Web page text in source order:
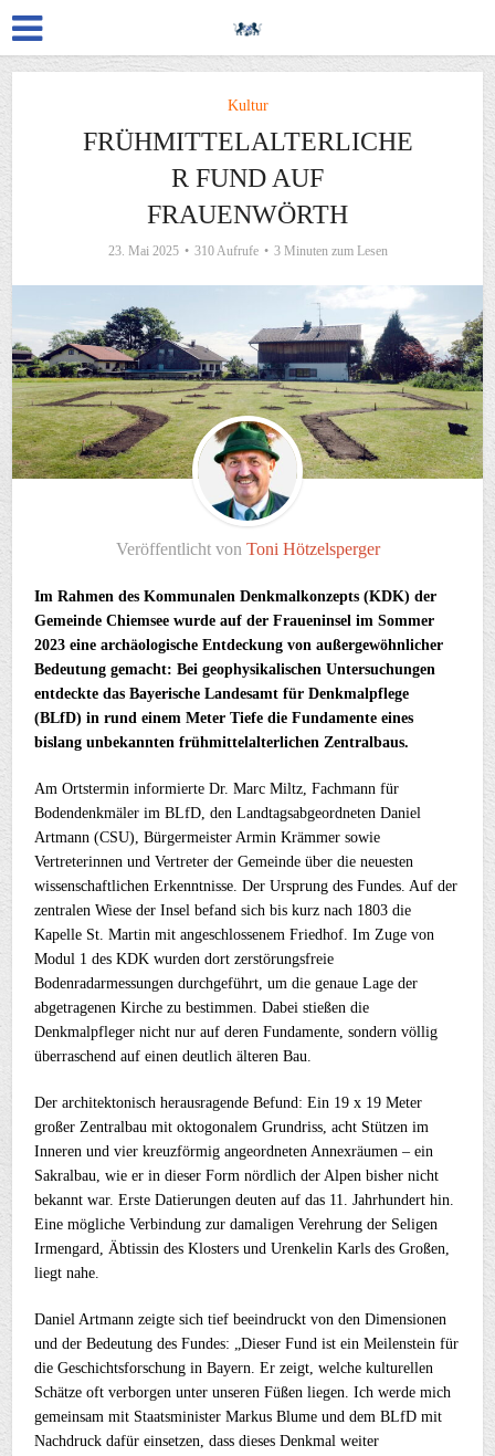
Kultur
FRÜHMITTELALTERLICHE
R FUND AUF
FRAUENWÖRTH
23. Mai 2025 310 Aufrufe 3 Minuten zum Lesen
Veröffentlicht von Toni Hötzelsperger
Im Rahmen des Kommunalen Denkmalkonzepts (KDK) der
Gemeinde Chiemsee wurde auf der Fraueninsel im Sommer
2023 eine archäologische Entdeckung von außergewöhnlicher
Bedeutung gemacht: Bei geophysikalischen Untersuchungen
entdeckte das Bayerische Landesamt für Denkmalpflege
(BLfD) in rund einem Meter Tiefe die Fundamente eines
bislang unbekannten frühmittelalterlichen Zentralbaus.
Am Ortstermin informierte Dr. Marc Miltz, Fachmann für
Bodendenkmäler im BLfD, den Landtagsabgeordneten Daniel
Artmann (CSU), Bürgermeister Armin Krämmer sowie
Vertreterinnen und Vertreter der Gemeinde über die neuesten
wissenschaftlichen Erkenntnisse. Der Ursprung des Fundes. Auf der
zentralen Wiese der Insel befand sich bis kurz nach 1803 die
Kapelle St. Martin mit angeschlossenem Friedhof. Im Zuge von
Modul 1 des KDK wurden dort zerstörungsfreie
Bodenradarmessungen durchgeführt, um die genaue Lage der
abgetragenen Kirche zu bestimmen. Dabei stießen die
Denkmalpfleger nicht nur auf deren Fundamente, sondern völlig
überraschend auf einen deutlich älteren Bau.
Der architektonisch herausragende Befund: Ein 19 x 19 Meter
großer Zentralbau mit oktogonalem Grundriss, acht Stützen im
Inneren und vier kreuzförmig angeordneten Annexräumen – ein
Sakralbau, wie er in dieser Form nördlich der Alpen bisher nicht
bekannt war. Erste Datierungen deuten auf das 11. Jahrhundert hin.
Eine mögliche Verbindung zur damaligen Verehrung der Seligen
Irmengard, Äbtissin des Klosters und Urenkelin Karls des Großen,
liegt nahe.
Daniel Artmann zeigte sich tief beeindruckt von den Dimensionen
und der Bedeutung des Fundes: „Dieser Fund ist ein Meilenstein für
die Geschichtsforschung in Bayern. Er zeigt, welche kulturellen
Schätze oft verborgen unter unseren Füßen liegen. Ich werde mich
gemeinsam mit Staatsminister Markus Blume und dem BLfD mit
Nachdruck dafür einsetzen, dass dieses Denkmal weiter